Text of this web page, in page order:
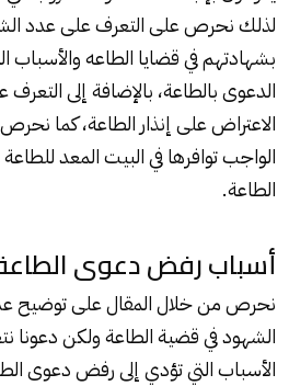
لذلك نحرص على التعرف على عدد
بشهادتهم في قضايا الطاعه والأسباب
الدعوى بالطاعة، بالإضافة إلى
الاعتراض على إنذار الطاعة، كما
الواجب توافرها في البيت المعد
الطاعة.
أسباب رفض دعوى
نحرص من خلال المقال على توضيح
الشهود في قضية الطاعةولكن دعونا
الأسباب التي تؤدي إلى رفض دعوى